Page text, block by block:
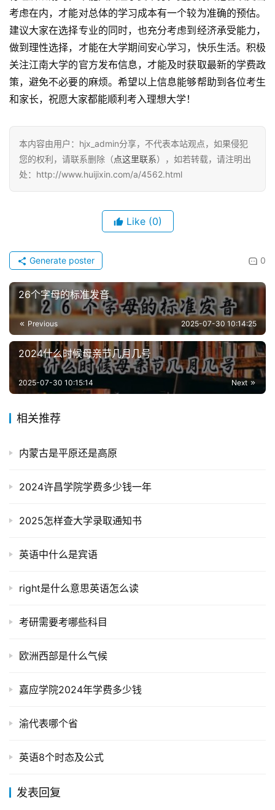
考虑在内，才能对总体的学习成本有一个较为准确的预估。
建议大家在选择专业的同时，也充分考虑到经济承受能力，
做到理性选择，才能在大学期间安心学习，快乐生活。积极
关注江南大学的官方发布信息，才能及时获取最新的学费政
策，避免不必要的麻烦。希望以上信息能够帮助到各位考生
和家长，祝愿大家都能顺利考入理想大学！
本内容由用户：hjx_admin分享，不代表本站观点，如果侵犯
您的权利，请联系删除（点这里联系），如若转载，请注明出
处：http://www.huijixin.com/a/4562.html
Like (0)
0
Generate poster
26个字母的标准发音
Previous 2025-07-30 10:14:25
2024什么时候母亲节几月几号
Next
2025-07-30 10:15:14
相关推荐
内蒙古是平原还是高原
2024许昌学院学费多少钱一年
2025怎样查大学录取通知书
英语中什么是宾语
right是什么意思英语怎么读
考研需要考哪些科目
欧洲西部是什么气候
嘉应学院2024年学费多少钱
渝代表哪个省
英语8个时态及公式
发表回复